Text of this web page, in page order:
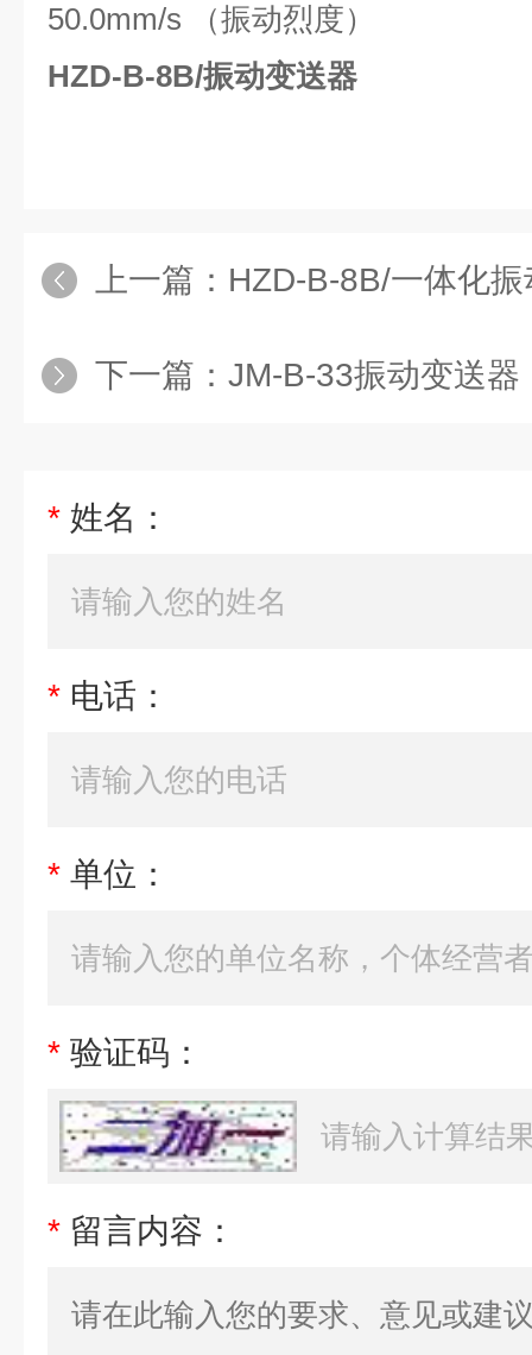
50.0mm/s （振动烈度）
HZD-B-8B/振动变送器
上一篇： HZD-B-8B/一体化
下一篇： JM-B-33振动变送器
* 姓名：
* 电话：
* 单位：
* 验证码：
* 留言内容：